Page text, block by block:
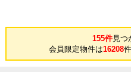
155件見つ
会員限定物件は16208